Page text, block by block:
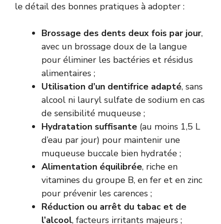
le détail des bonnes pratiques à adopter :
Brossage des dents deux fois par jour,
avec un brossage doux de la langue
pour éliminer les bactéries et résidus
alimentaires ;
Utilisation d’un dentifrice adapté, sans
alcool ni lauryl sulfate de sodium en cas
de sensibilité muqueuse ;
Hydratation suffisante (au moins 1,5 L
d’eau par jour) pour maintenir une
muqueuse buccale bien hydratée ;
Alimentation équilibrée, riche en
vitamines du groupe B, en fer et en zinc
pour prévenir les carences ;
Réduction ou arrêt du tabac et de
l’alcool, facteurs irritants majeurs ;